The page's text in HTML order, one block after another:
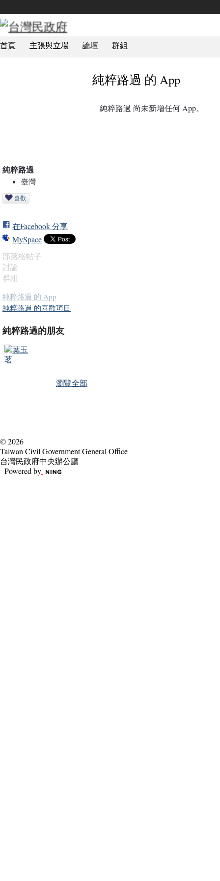
首頁 主張與立場 論壇 群組
純粹路過
臺灣
喜歡
在Facebook 分享
MySpace
部落格帖子
討論
群組
純粹路過 的 App
純粹路過 的喜歡項目
純粹路過的朋友
瀏覽全部
純粹路過 的 App
純粹路過 尚未新增任何 App。
© 2026
Taiwan Civil Government General Office
台灣民政府中央辦公廳
Powered by